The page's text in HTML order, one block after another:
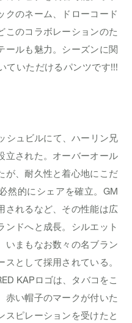
クのネーム、ドローコード
このコラボレーションのた
ールも魅力。シーズンに関
ていただけるパンツです!!!
シュビルにて、ハーリン兄
立された。オーバーオール
が、耐久性と着心地にこだ
然的にシェアを確立。GM
されるなど、その性能は広
ンドへと成長。シルエット
いまもなお数々の名ブラン
スとして採用されている。
KAPロゴは、タバコをこ
赤い帽子のマークが付いた
スピレーションを受けたと